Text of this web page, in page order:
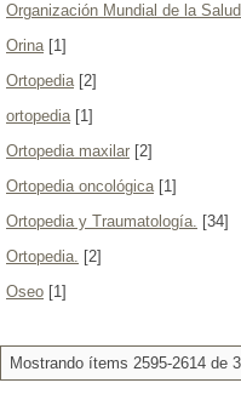
Organización Mundial de la
Orina[1]
Ortopedia[2]
ortopedia[1]
Ortopedia maxilar [2]
Ortopedia oncológica[1]
Ortopedia y Traumatología. [34]
Ortopedia. [2]
Oseo [1]
Mostrando ítems 2595-2614 de